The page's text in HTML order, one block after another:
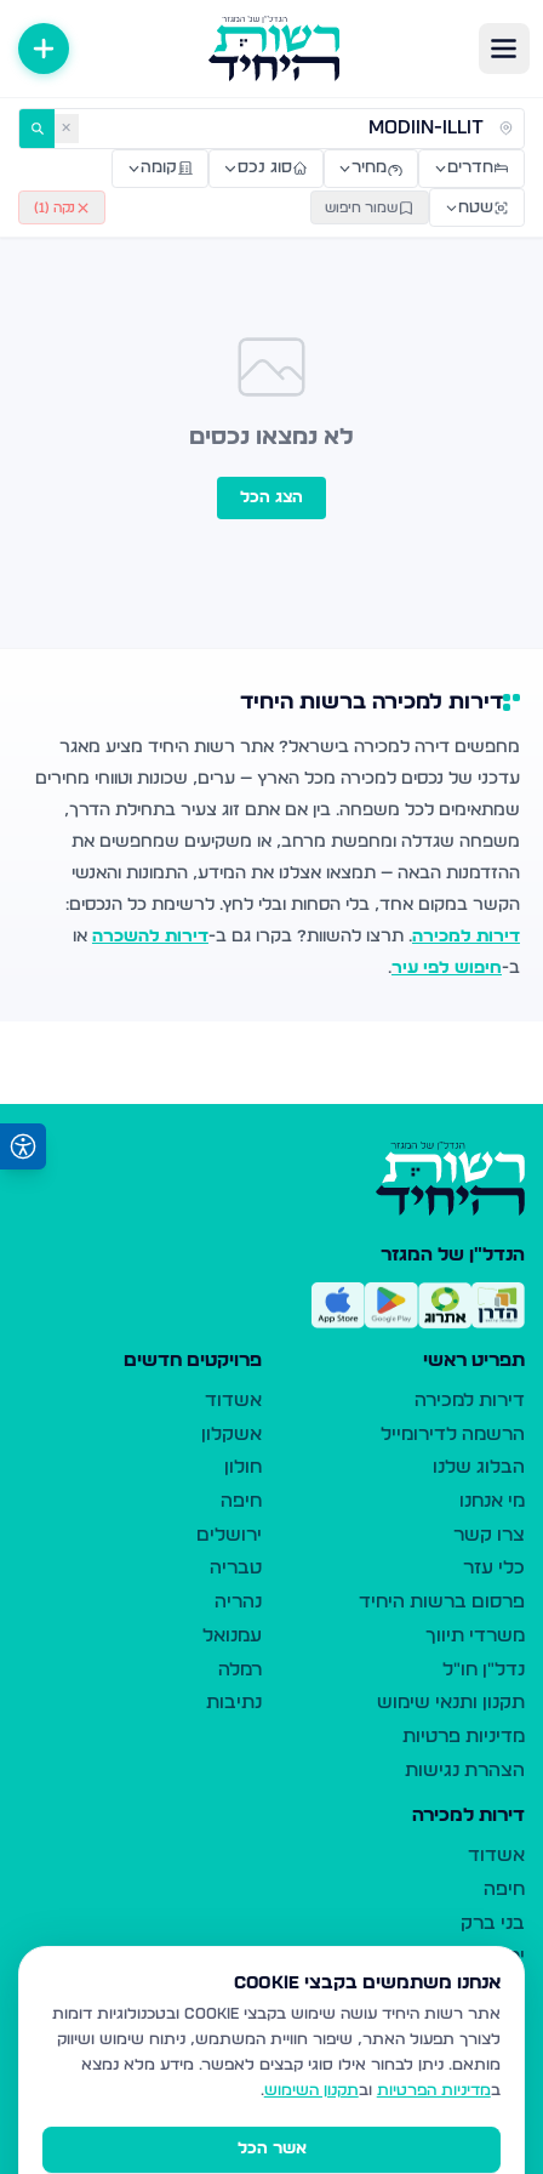
דירות למכירה ולהשכרה — רשות היחיד ✕
חדרים מחיר סוג נכס קומה
שטח שמור חיפוש נקה ( 1
)
לא נמצאו נכסים
הצג הכל
דירות למכירה ברשות היחיד
מחפשים דירה למכירה בישראל? אתר רשות היחיד מציע מאגר
עדכני של נכסים למכירה מכל הארץ — ערים, שכונות וטווחי מחירים
שמתאימים לכל משפחה. בין אם אתם זוג צעיר בתחילת הדרך,
משפחה שגדלה ומחפשת מרחב, או משקיעים שמחפשים את
ההזדמנות הבאה — תמצאו אצלנו את המידע, התמונות והאנשי
הקשר במקום אחד, בלי הסחות ובלי לחץ. לרשימת כל הנכסים:
דירות למכירה. תרצו להשוות? בקרו גם ב-דירות להשכרה או
ב-חיפוש לפי עיר.
הנדל"ן של המגזר
תפריט ראשי
דירות למכירה
הרשמה לדירומייל
הבלוג שלנו
מי אנחנו
צרו קשר
כלי עזר
פרסום ברשות היחיד
משרדי תיווך
נדל"ן חו"ל
תקנון ותנאי שימוש
מדיניות פרטיות
הצהרת נגישות
פרויקטים חדשים
אשדוד
אשקלון
חולון
חיפה
ירושלים
טבריה
נהריה
עמנואל
רמלה
נתיבות
דירות למכירה
אשדוד
חיפה
בני ברק
ירושלים
אלעד
גבעת זאב
בית שמש
רכסים
מודיעין עילית
אנחנו משתמשים בקבצי Cookie
אתר רשות היחיד עושה שימוש בקבצי Cookie ובטכנולוגיות דומות
לצורך תפעול האתר, שיפור חוויית המשתמש, ניתוח שימוש ושיווק
מותאם. ניתן לבחור אילו סוגי קבצים לאפשר. מידע מלא נמצא
במדיניות הפרטיות ובתקנון השימוש.
אשר הכל